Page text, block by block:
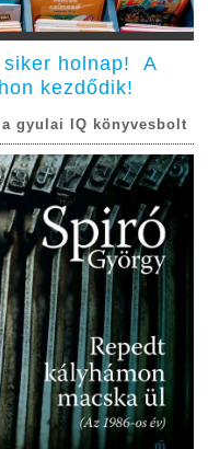
siker holnap! A
kezdődik!
gyulai IQ könyvesbolt